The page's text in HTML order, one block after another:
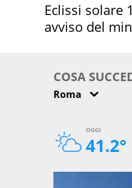
Eclissi solare
avviso del